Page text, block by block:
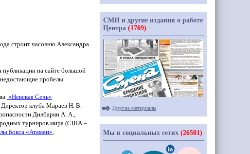
строит часовню Александра
на сайте большой
недостающие пробелы.
«Невская Сечь»
Директор клуба Мараев Н. В.
Дилбарян А. А.,
турниров мира (США–
бокса «Атаман»,
СМИ и другие издания о работе
Центра (1769)
Другие материалы
Мы в социальных сетях (26501)